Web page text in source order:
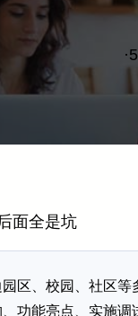
·
面全是坑
区、校园、社区
功能亮点、实施